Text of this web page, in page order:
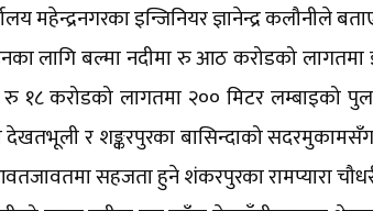
महेन्द्रनगरका इन्जिनियर ज्ञानेन्द्र कलौनीले
लागि बल्मा नदीमा रु आठ करोडको
१८ करोडको लागतमा २०० मिटर लम्बाइको
देखतभूली र शङ्करपुरका बासिन्दाको
सहजता हुने शंकरपुरका रामप्यारा